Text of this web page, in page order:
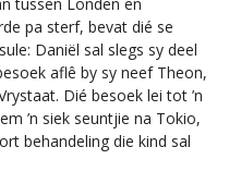
pa sterf, bevat dié se
Daniël sal slegs sy deel
aflê by sy neef Theon,
Dié besoek lei tot ’n
’n siek seuntjie na Tokio,
behandeling die kind sal